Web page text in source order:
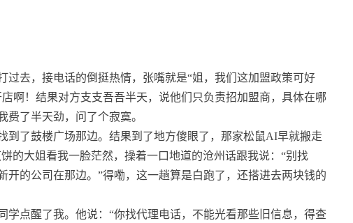
过去，接电话的倒挺热情，张嘴就是“姐，我们这加盟政策可好
啊！结果对方支支吾吾半天，说他们只负责招加盟商，具体在哪
费了半天劲，问了个寂寞。
到了鼓楼广场那边。结果到了地方傻眼了，那家松鼠AI早就搬走
的大姐看我一脸茫然，操着一口地道的沧州话跟我说：“别找
开的公司在那边。”得嘞，这一趟算是白跑了，还搭进去两块钱的
学点醒了我。他说：“你找代理电话，不能光看那些旧信息，得查